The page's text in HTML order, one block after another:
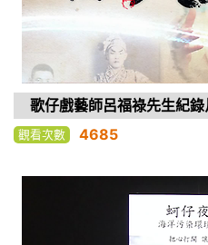
歌仔戲藝師呂福祿先生紀
觀看次數 4685